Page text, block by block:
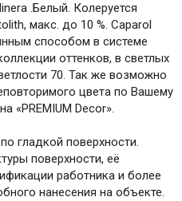
.Белый. Колеруется
макс. до 10 %. Caparol
способом в системе
оттенков, в светлых
70. Так же возможно
цвета по Вашему
«PREMIUM Decor».
гладкой поверхности.
поверхности, её
работника и более
нанесения на объекте.